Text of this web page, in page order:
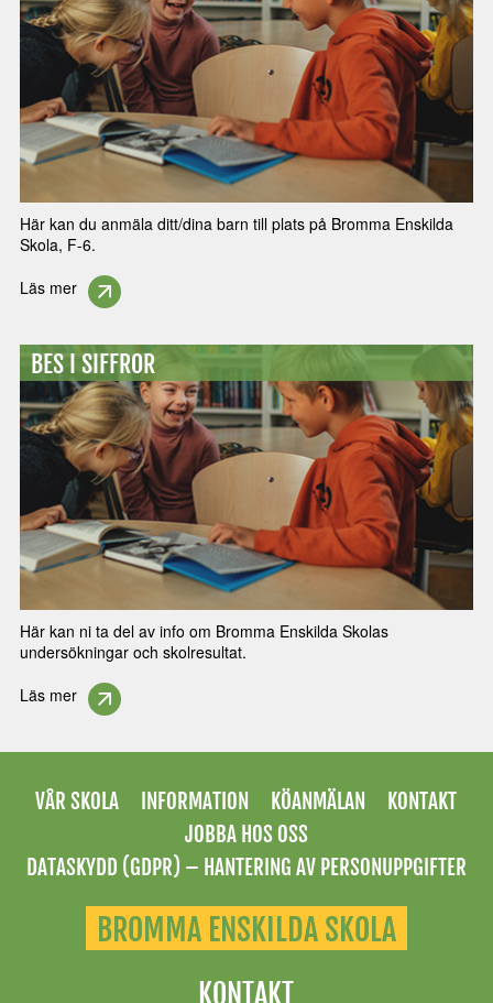
Här kan du anmäla ditt/dina barn till plats på Bromma Enskilda
Skola, F-6.
Läs mer
BES I SIFFROR
Här kan ni ta del av info om Bromma Enskilda Skolas
undersökningar och skolresultat.
Läs mer
VÅR SKOLA INFORMATION KÖANMÄLAN
KONTAKT
JOBBA HOS OSS
DATASKYDD (GDPR) – HANTERING AV PERSONUPPGIFTER
BROMMA ENSKILDA SKOLA
KONTAKT